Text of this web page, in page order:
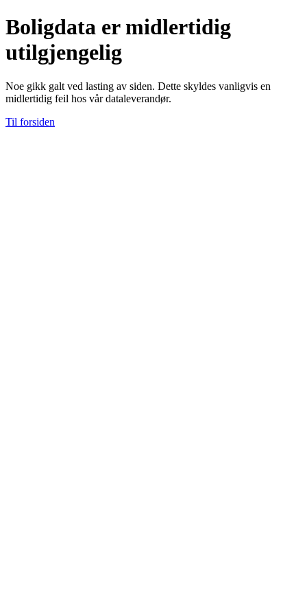
Boligdata er midlertidig
utilgjengelig
Noe gikk galt ved lasting av siden. Dette skyldes vanligvis en
midlertidig feil hos vår dataleverandør.
Til forsiden